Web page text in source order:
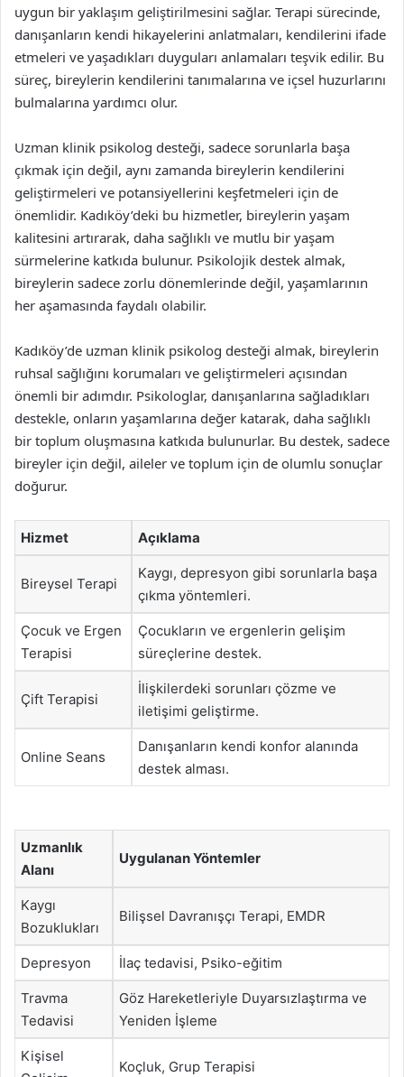
uygun bir yaklaşım geliştirilmesini sağlar. Terapi sürecinde,
danışanların kendi hikayelerini anlatmaları, kendilerini ifade
etmeleri ve yaşadıkları duyguları anlamaları teşvik edilir. Bu
süreç, bireylerin kendilerini tanımalarına ve içsel huzurlarını
bulmalarına yardımcı olur.
Uzman klinik psikolog desteği, sadece sorunlarla başa
çıkmak için değil, aynı zamanda bireylerin kendilerini
geliştirmeleri ve potansiyellerini keşfetmeleri için de
önemlidir. Kadıköy’deki bu hizmetler, bireylerin yaşam
kalitesini artırarak, daha sağlıklı ve mutlu bir yaşam
sürmelerine katkıda bulunur. Psikolojik destek almak,
bireylerin sadece zorlu dönemlerinde değil, yaşamlarının
her aşamasında faydalı olabilir.
Kadıköy’de uzman klinik psikolog desteği almak, bireylerin
ruhsal sağlığını korumaları ve geliştirmeleri açısından
önemli bir adımdır. Psikologlar, danışanlarına sağladıkları
destekle, onların yaşamlarına değer katarak, daha sağlıklı
bir toplum oluşmasına katkıda bulunurlar. Bu destek, sadece
bireyler için değil, aileler ve toplum için de olumlu sonuçlar
doğurur.
Hizmet Açıklama
Bireysel Terapi
Kaygı, depresyon gibi sorunlarla başa
çıkma yöntemleri.
Çocuk ve Ergen
Terapisi
Çocukların ve ergenlerin gelişim
süreçlerine destek.
Çift Terapisi
İlişkilerdeki sorunları çözme ve
iletişimi geliştirme.
Online Seans
Danışanların kendi konfor alanında
destek alması.
Uzmanlık
Alanı
Uygulanan Yöntemler
Kaygı
Bozuklukları
Bilişsel Davranışçı Terapi, EMDR
Depresyon İlaç tedavisi, Psiko-eğitim
Travma
Tedavisi
Göz Hareketleriyle Duyarsızlaştırma ve
Yeniden İşleme
Kişisel
Koçluk, Grup Terapisi